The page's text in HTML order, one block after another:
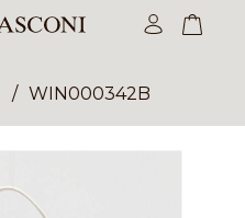
WIN000342B